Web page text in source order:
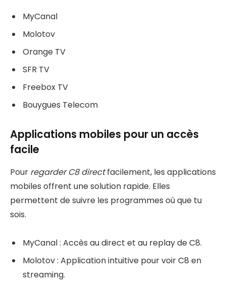
MyCanal
Molotov
Orange TV
SFR TV
Freebox TV
Bouygues Telecom
Applications mobiles pour un accès
facile
Pour regarder C8 directfacilement, les applications
mobiles offrent une solution rapide. Elles
permettent de suivre les programmes où que tu
sois.
MyCanal : Accès au direct et au replay de C8.
Molotov : Application intuitive pour voir C8 en
streaming.